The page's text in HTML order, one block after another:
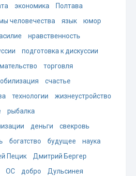
экономика
Полтава
человечества язык
юмор
нравственность
подготовка к дискуссии
торговля
счастье
технологии
жизнеустройство
рыбалка
деньги
свекровь
богатство будущее
наука
Пецик
Дмитрий Бергер
ОС добро
Дульсинея